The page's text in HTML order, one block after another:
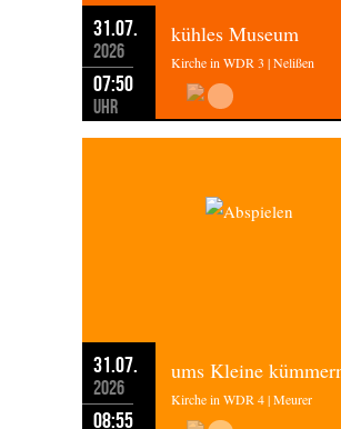
31.07.
2026
07:50
Uhr
kühles Museum
Kirche in WDR 3 | Nelißen
31.07.
2026
08:55
ums Kleine
Kirche in WDR 4 | Meurer